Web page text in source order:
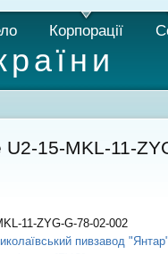
Корпорації
U2-15-MKL-11-
11-ZYG-G-78-02-002
пивзавод "Янтар"